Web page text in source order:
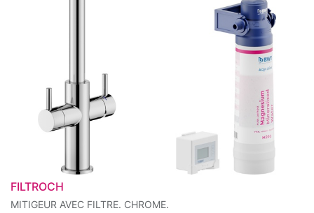
FILTROCH
MITIGEUR AVEC FILTRE. CHROME.